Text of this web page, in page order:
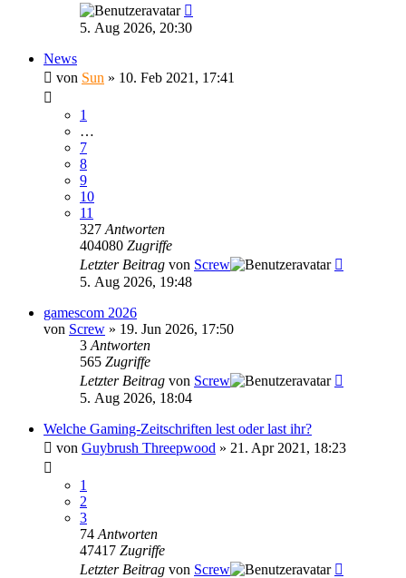
5. Aug 2026, 20:30
News
von Sun » 10. Feb 2021, 17:41
1
…
7
8
9
10
11
327 Antworten
404080 Zugriffe
Letzter Beitrag von Screw
5. Aug 2026, 19:48
gamescom 2026
von Screw » 19. Jun 2026, 17:50
3 Antworten
565 Zugriffe
Letzter Beitrag von Screw
5. Aug 2026, 18:04
Welche Gaming-Zeitschriften lest oder last ihr?
von Guybrush Threepwood » 21. Apr 2021, 18:23
1
2
3
74 Antworten
47417 Zugriffe
Letzter Beitrag von Screw